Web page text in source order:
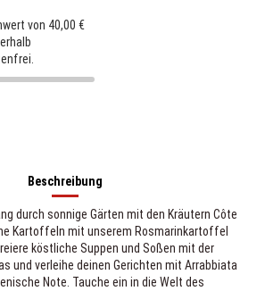
von 40,00 €
Beschreibung
durch sonnige Gärten mit den Kräutern Côte
Kartoffeln mit unserem Rosmarinkartoffel
köstliche Suppen und Soßen mit der
und verleihe deinen Gerichten mit Arrabbiata
Note. Tauche ein in die Welt des